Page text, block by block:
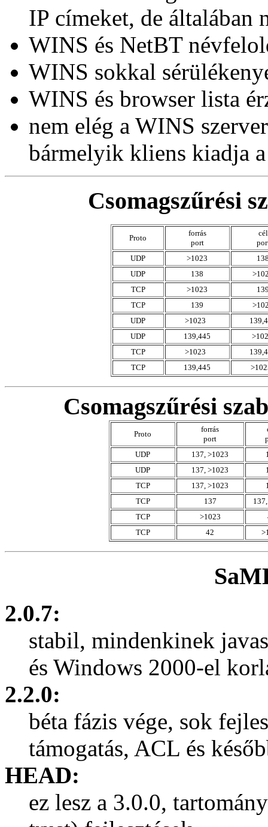
IP címeket, de általában
WINS és NetBT
WINS sokkal
WINS és browser lista
nem elég a WINS
bármelyik kliens kiadja
Csomagszűrési
Proto
forrás
port
cél
UDP
>1023
UDP
138
TCP
>1023
TCP
139
UDP
>1023
UDP
139,445
TCP
>1023
TCP
139,445
Csomagszűrési
Proto
forrás
port
UDP
137, >1023
UDP
137, >1023
TCP
137, >1023
TCP
137
TCP
>1023
TCP
42
2.0.7:
stabil, mindenkinek
és Windows 2000-el
2.2.0:
béta fázis vége, sok
támogatás, ACL és
HEAD:
ez lesz a 3.0.0,